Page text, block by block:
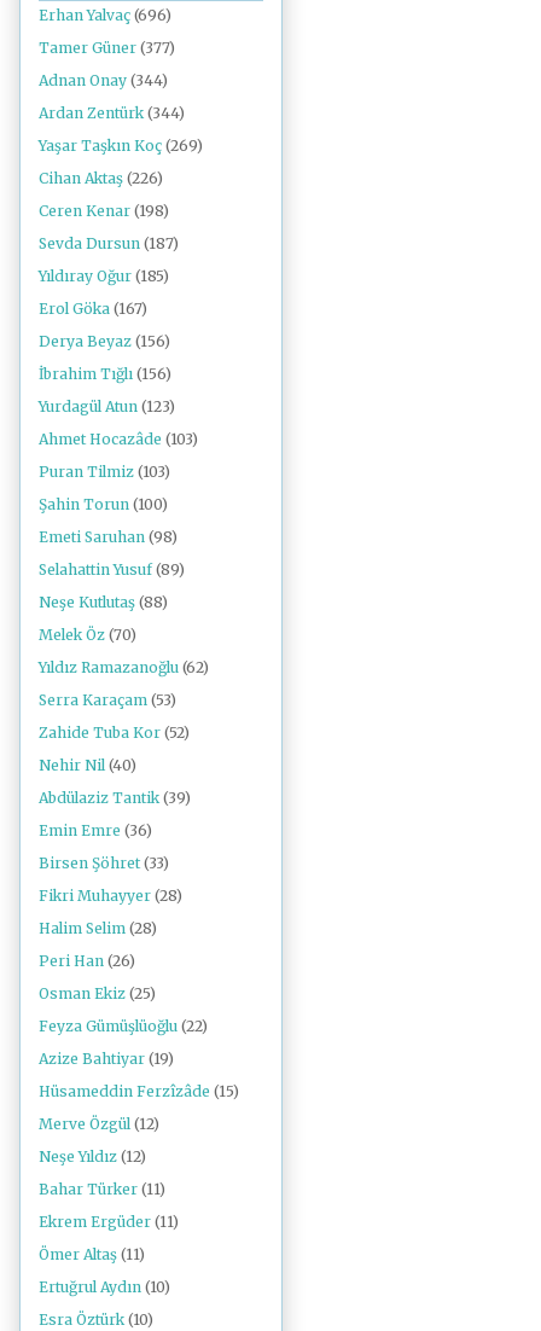
Erhan Yalvaç (696)
Tamer Güner (377)
Adnan Onay (344)
Ardan Zentürk (344)
Yaşar Taşkın Koç (269)
Cihan Aktaş (226)
Ceren Kenar (198)
Sevda Dursun (187)
Yıldıray Oğur (185)
Erol Göka (167)
Derya Beyaz (156)
İbrahim Tığlı (156)
Yurdagül Atun (123)
Ahmet Hocazâde (103)
Puran Tilmiz (103)
Şahin Torun (100)
Emeti Saruhan (98)
Selahattin Yusuf (89)
Neşe Kutlutaş (88)
Melek Öz (70)
Yıldız Ramazanoğlu (62)
Serra Karaçam (53)
Zahide Tuba Kor (52)
Nehir Nil (40)
Abdülaziz Tantik (39)
Emin Emre (36)
Birsen Şöhret (33)
Fikri Muhayyer (28)
Halim Selim (28)
Peri Han (26)
Osman Ekiz (25)
Feyza Gümüşlüoğlu (22)
Azize Bahtiyar (19)
Hüsameddin Ferzîzâde (15)
Merve Özgül (12)
Neşe Yıldız (12)
Bahar Türker (11)
Ekrem Ergüder (11)
Ömer Altaş (11)
Ertuğrul Aydın (10)
Esra Öztürk (10)